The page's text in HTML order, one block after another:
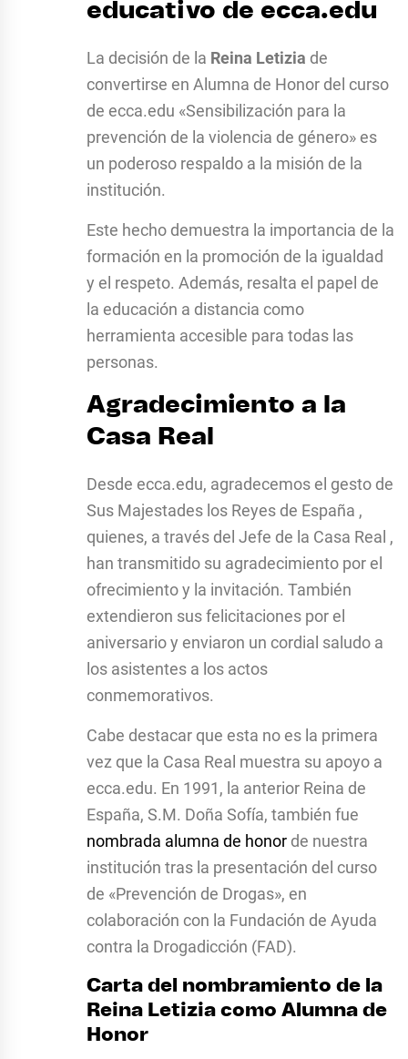
educativo de ecca.edu
La decisión de la Reina Letizia de
convertirse en Alumna de Honor del curso
de ecca.edu «Sensibilización para la
prevención de la violencia de género» es
un poderoso respaldo a la misión de la
institución.
Este hecho demuestra la importancia de la
formación en la promoción de la igualdad
y el respeto. Además, resalta el papel de
la educación a distancia como
herramienta accesible para todas las
personas.
Agradecimiento a la
Casa Real
Desde ecca.edu, agradecemos el gesto de
Sus Majestades los Reyes de España ,
quienes, a través del Jefe de la Casa Real ,
han transmitido su agradecimiento por el
ofrecimiento y la invitación. También
extendieron sus felicitaciones por el
aniversario y enviaron un cordial saludo a
los asistentes a los actos
conmemorativos.
Cabe destacar que esta no es la primera
vez que la Casa Real muestra su apoyo a
ecca.edu. En 1991, la anterior Reina de
España, S.M. Doña Sofía, también fue
nombrada alumna de honor de nuestra
institución tras la presentación del curso
de «Prevención de Drogas», en
colaboración con la Fundación de Ayuda
contra la Drogadicción (FAD).
Carta del nombramiento de la
Reina Letizia como Alumna de
Honor